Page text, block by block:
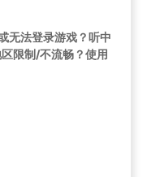
无法登录游戏？听中
限制/不流畅？使用